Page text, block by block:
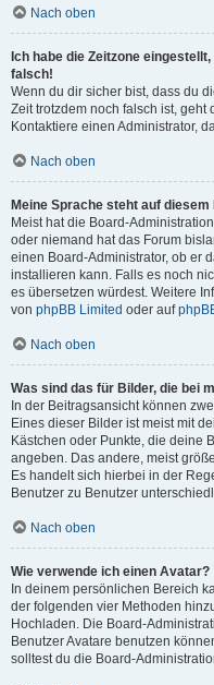
Nach oben
Ich habe die Zeitzone
falsch!
Wenn du dir sicher bist, dass du
Zeit trotzdem noch falsch ist,
Kontaktiere einen Administrator,
Nach oben
Meine Sprache steht auf
Meist hat die Board-
oder niemand hat das Forum
einen Board-Administrator, ob er
installieren kann. Falls es noch
es übersetzen würdest. Weitere
von phpBB Limited oder auf
Nach oben
Was sind das für Bilder, die bei
In der Beitragsansicht können
Eines dieser Bilder ist meist mit
Kästchen oder Punkte, die deine
angeben. Das andere, meist
Es handelt sich hierbei in der
Benutzer zu Benutzer
Nach oben
Wie verwende ich einen Avatar?
In deinem persönlichen Bereich
der folgenden vier Methoden
Hochladen. Die Board-
Benutzer Avatare benutzen
solltest du die Board-